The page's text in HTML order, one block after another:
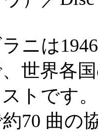
ニは
世界各
トです
70 曲の